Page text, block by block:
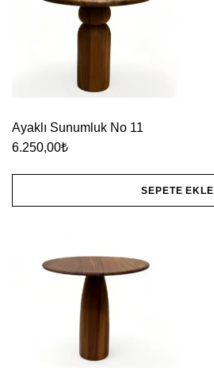
Ayaklı Sunumluk No 11
6.250,00₺
SEPETE EKLE